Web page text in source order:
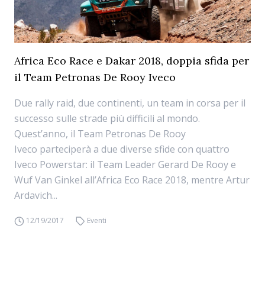
Africa Eco Race e Dakar 2018, doppia sfida per
il Team Petronas De Rooy Iveco
Due rally raid, due continenti, un team in corsa per il
successo sulle strade più difficili al mondo.
Quest’anno, il Team Petronas De Rooy
Iveco parteciperà a due diverse sfide con quattro
Iveco Powerstar: il Team Leader Gerard De Rooy e
Wuf Van Ginkel all’Africa Eco Race 2018, mentre Artur
Ardavich...
12/19/2017 Eventi